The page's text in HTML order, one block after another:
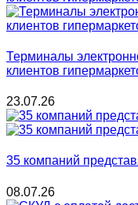
Терминалы
клиентов
23.07.26
35 компаний
08.07.26